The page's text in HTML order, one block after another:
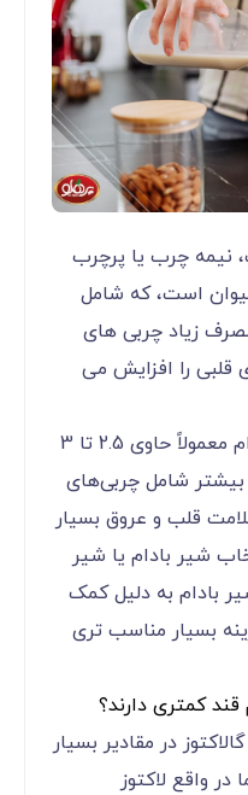
نیمه چرب یا پرچرب
هر لیوان است، که شامل
زیاد چربی های
قلبی را افزایش می
این در حالی است که شیر بادام معمولاً حاوی 2.5 تا 3
شامل چربی‌های
قلب و عروق بسیار
شیر بادام یا شیر
بادام به دلیل کمک
بسیار مناسب تری
در مقادیر بسیار
در واقع لاکتوز